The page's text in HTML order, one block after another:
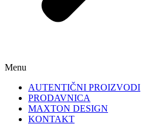
Menu
AUTENTIČNI PROIZVODI
PRODAVNICA
MAXTON DESIGN
KONTAKT